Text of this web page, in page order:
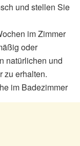
und stellen Sie
im Zimmer
oder
natürlichen und
zu erhalten.
im Badezimmer